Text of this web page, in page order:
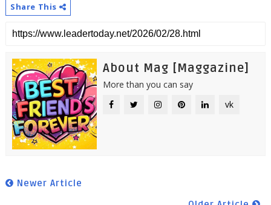
Share This
About Mag [Maggazine]
More than you can say
vk
Newer Article